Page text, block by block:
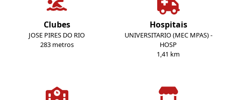
Clubes
JOSE PIRES DO RIO
283 metros
Hospitais
UNIVERSITARIO (MEC MPAS) -
HOSP
1,41 km